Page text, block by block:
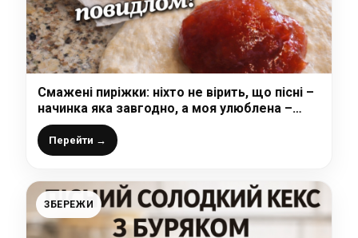
Смажені пиріжки: ніхто не вірить, що пісні –
начинка яка завгодно, а моя улюблена –
домашнє яблучне ПОВИДЛО
Перейти →
ЗБЕРЕЖИ